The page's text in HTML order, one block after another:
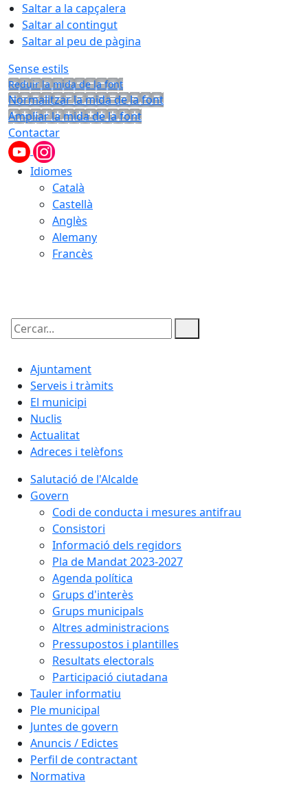
Saltar a la capçalera
Saltar al contingut
Saltar al peu de pàgina
Sense estils
Reduir la mida de la font
Normalitzar la mida de la font
Ampliar la mida de la font
Contactar
Idiomes
Català
Castellà
Anglès
Alemany
Francès
Cercar:
Ajuntament
Serveis i tràmits
El municipi
Nuclis
Actualitat
Adreces i telèfons
Salutació de l'Alcalde
Govern
Codi de conducta i mesures antifrau
Consistori
Informació dels regidors
Pla de Mandat 2023-2027
Agenda política
Grups d'interès
Grups municipals
Altres administracions
Pressupostos i plantilles
Resultats electorals
Participació ciutadana
Tauler informatiu
Ple municipal
Juntes de govern
Anuncis / Edictes
Perfil de contractant
Normativa